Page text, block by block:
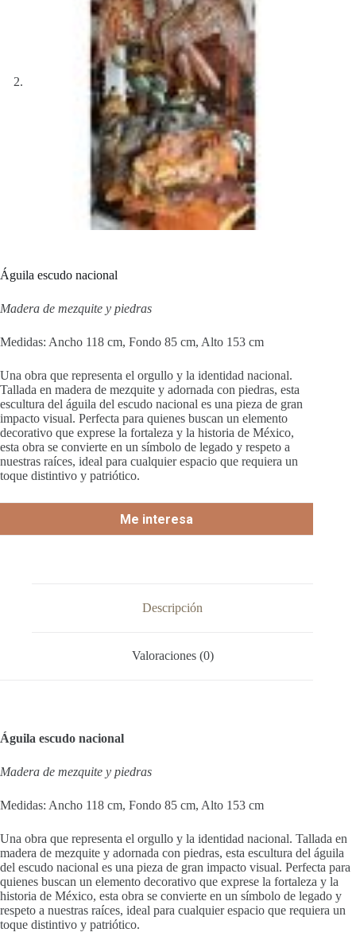
Águila escudo nacional
Madera de mezquite y piedras
Medidas: Ancho 118 cm, Fondo 85 cm, Alto 153 cm
Una obra que representa el orgullo y la identidad nacional.
Tallada en madera de mezquite y adornada con piedras, esta
escultura del águila del escudo nacional es una pieza de gran
impacto visual. Perfecta para quienes buscan un elemento
decorativo que exprese la fortaleza y la historia de México,
esta obra se convierte en un símbolo de legado y respeto a
nuestras raíces, ideal para cualquier espacio que requiera un
toque distintivo y patriótico.
Me interesa
Descripción
Valoraciones (0)
Águila escudo nacional
Madera de mezquite y piedras
Medidas: Ancho 118 cm, Fondo 85 cm, Alto 153 cm
Una obra que representa el orgullo y la identidad nacional. Tallada en
madera de mezquite y adornada con piedras, esta escultura del águila
del escudo nacional es una pieza de gran impacto visual. Perfecta para
quienes buscan un elemento decorativo que exprese la fortaleza y la
historia de México, esta obra se convierte en un símbolo de legado y
respeto a nuestras raíces, ideal para cualquier espacio que requiera un
toque distintivo y patriótico.